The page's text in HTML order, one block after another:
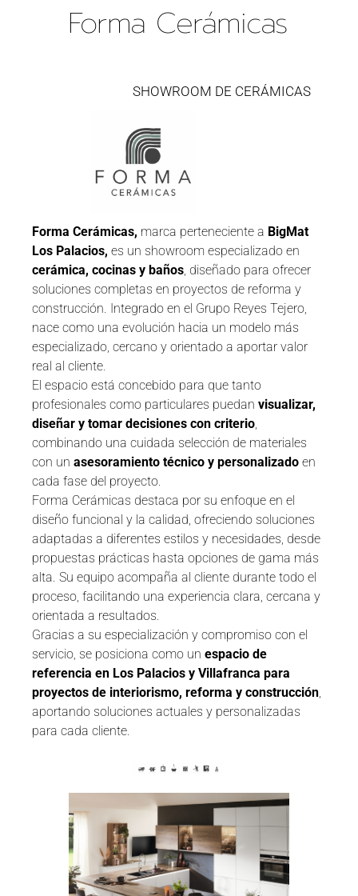
Forma Cerámicas
SHOWROOM DE CERÁMICAS
Forma Cerámicas, marca perteneciente a BigMat
Los Palacios, es un showroom especializado en
cerámica, cocinas y baños, diseñado para ofrecer
soluciones completas en proyectos de reforma y
construcción. Integrado en el Grupo Reyes Tejero,
nace como una evolución hacia un modelo más
especializado, cercano y orientado a aportar valor
real al cliente.
El espacio está concebido para que tanto
profesionales como particulares puedan visualizar,
diseñar y tomar decisiones con criterio,
combinando una cuidada selección de materiales
con un asesoramiento técnico y personalizado en
cada fase del proyecto.
Forma Cerámicas destaca por su enfoque en el
diseño funcional y la calidad, ofreciendo soluciones
adaptadas a diferentes estilos y necesidades, desde
propuestas prácticas hasta opciones de gama más
alta. Su equipo acompaña al cliente durante todo el
proceso, facilitando una experiencia clara, cercana y
orientada a resultados.
Gracias a su especialización y compromiso con el
servicio, se posiciona como un espacio de
referencia en Los Palacios y Villafranca para
proyectos de interiorismo, reforma y construcción,
aportando soluciones actuales y personalizadas
para cada cliente.